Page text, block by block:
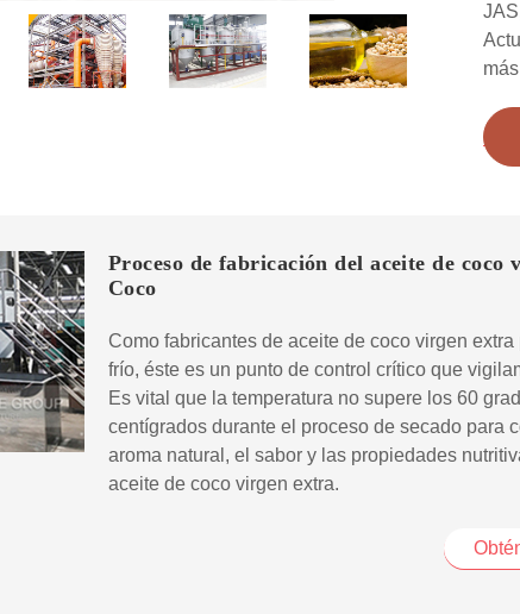
Proceso de fabricación del aceite de coco
Coco
Como fabricantes de aceite de coco virgen extra
frío, éste es un punto de control crítico que
Es vital que la temperatura no supere los 60
centígrados durante el proceso de secado para
aroma natural, el sabor y las propiedades
aceite de coco virgen extra.